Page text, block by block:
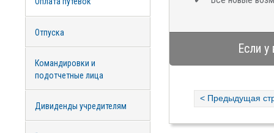
Если
< Предыдущая
Отпуска
Командировки и
подотчетные лица
Дивиденды учредителям